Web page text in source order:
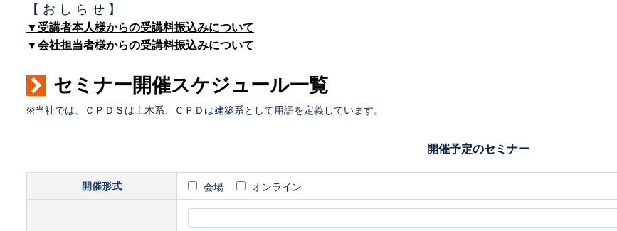
【 お し ら せ 】
▼受講者本人様からの受講料振込みについて
▼会社担当者様からの受講料振込みについて
セミナー開催スケジュール一覧
※当社では、ＣＰＤＳは土木系、ＣＰＤは建築系として用語を定義しています。
開催予定のセミナー
開催形式 会場 オンライン